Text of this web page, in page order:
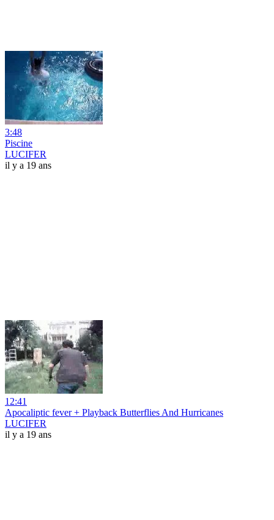
3:48
Piscine
LUCIFER
il y a 19 ans
12:41
Apocaliptic fever + Playback Butterflies And Hurricanes
LUCIFER
il y a 19 ans